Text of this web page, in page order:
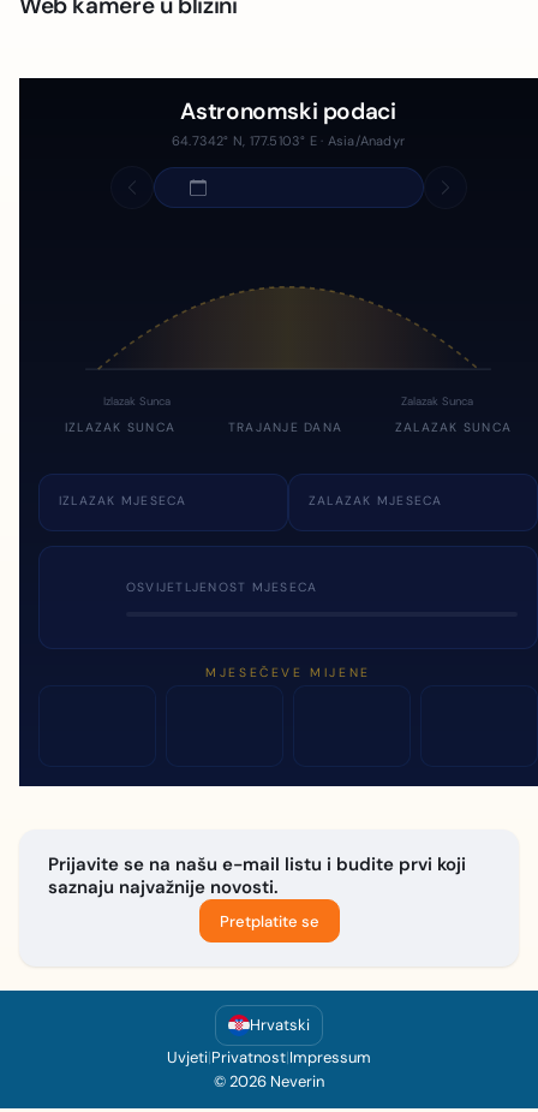
Astronomski podaci
64.7342° N, 177.5103° E · Asia/Anadyr
Izlazak Sunca Zalazak Sunca
IZLAZAK SUNCA TRAJANJE DANA ZALAZAK SUNCA
IZLAZAK MJESECA ZALAZAK MJESECA
OSVIJETLJENOST MJESECA
MJESEČEVE MIJENE
Prijavite se na našu e-mail listu i budite prvi koji
saznaju najvažnije novosti.
Pretplatite se
Hrvatski
Uvjeti|Privatnost|Impressum
© 2026 Neverin